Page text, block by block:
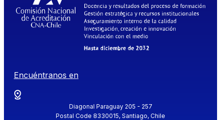
Encuéntranos en
Diagonal Paraguay 205 - 257
Postal Code 8330015, Santiago, Chile